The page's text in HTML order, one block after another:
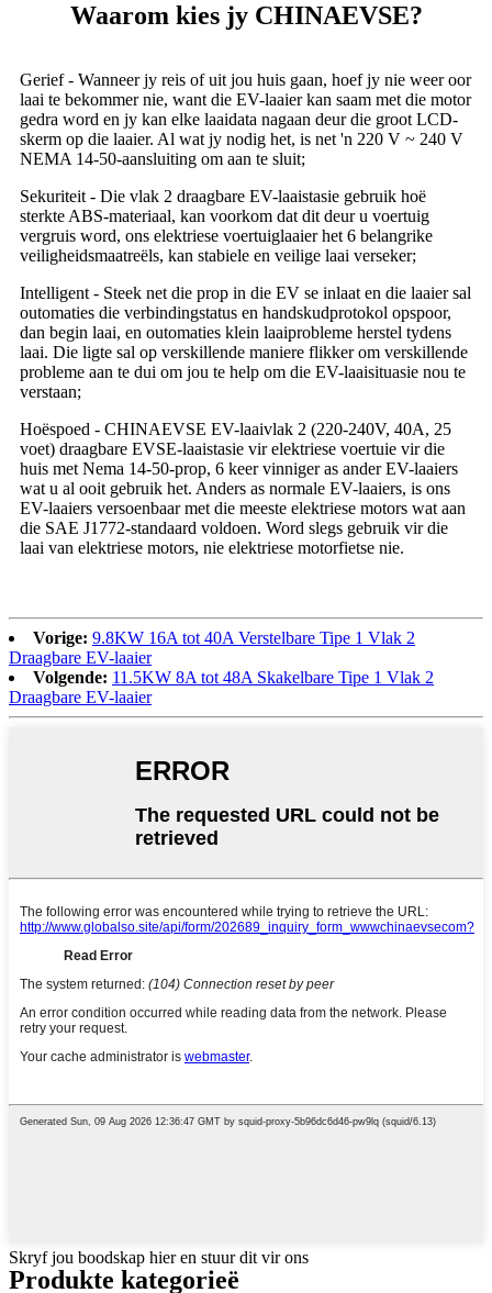
Waarom kies jy CHINAEVSE?
Gerief - Wanneer jy reis of uit jou huis gaan, hoef jy nie weer oor
laai te bekommer nie, want die EV-laaier kan saam met die motor
gedra word en jy kan elke laaidata nagaan deur die groot LCD-
skerm op die laaier. Al wat jy nodig het, is net 'n 220 V ~ 240 V
NEMA 14-50-aansluiting om aan te sluit;
Sekuriteit - Die vlak 2 draagbare EV-laaistasie gebruik hoë
sterkte ABS-materiaal, kan voorkom dat dit deur u voertuig
vergruis word, ons elektriese voertuiglaaier het 6 belangrike
veiligheidsmaatreëls, kan stabiele en veilige laai verseker;
Intelligent - Steek net die prop in die EV se inlaat en die laaier sal
outomaties die verbindingstatus en handskudprotokol opspoor,
dan begin laai, en outomaties klein laaiprobleme herstel tydens
laai. Die ligte sal op verskillende maniere flikker om verskillende
probleme aan te dui om jou te help om die EV-laaisituasie nou te
verstaan;
Hoëspoed - CHINAEVSE EV-laaivlak 2 (220-240V, 40A, 25
voet) draagbare EVSE-laaistasie vir elektriese voertuie vir die
huis met Nema 14-50-prop, 6 keer vinniger as ander EV-laaiers
wat u al ooit gebruik het. Anders as normale EV-laaiers, is ons
EV-laaiers versoenbaar met die meeste elektriese motors wat aan
die SAE J1772-standaard voldoen. Word slegs gebruik vir die
laai van elektriese motors, nie elektriese motorfietse nie.
Vorige: 9.8KW 16A tot 40A Verstelbare Tipe 1 Vlak 2
Draagbare EV-laaier
Volgende: 11.5KW 8A tot 48A Skakelbare Tipe 1 Vlak 2
Draagbare EV-laaier
Skryf jou boodskap hier en stuur dit vir ons
Produkte kategorieë